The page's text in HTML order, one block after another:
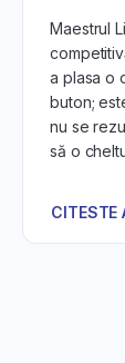
Maestrul
a plasa o
buton;
nu se
să o
CITESTE